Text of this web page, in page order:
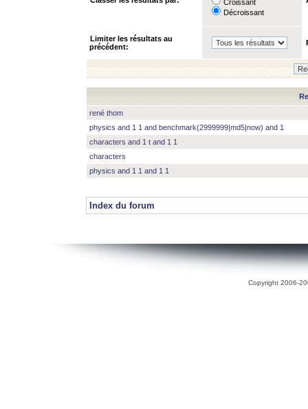
Croissant
Décroissant
Limiter les résultats au
précédent:
rené thom
physics and 1 1 and benchmark(2999999|md5|now) and 1
characters and 1 t and 1 1
characters
physics and 1 1 and 1 1
Index du forum
Copyright 2006-